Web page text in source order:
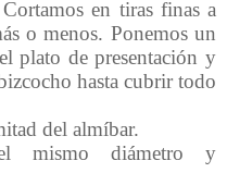
en tiras finas a
o menos. Ponemos un
plato de presentación y
hasta cubrir todo
del almíbar.
mismo diámetro y